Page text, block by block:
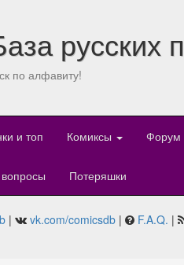
русских
по алфавиту!
и топ Комиксы Форум
Потеряшки
| vk.com/comicsdb | F.A.Q. |